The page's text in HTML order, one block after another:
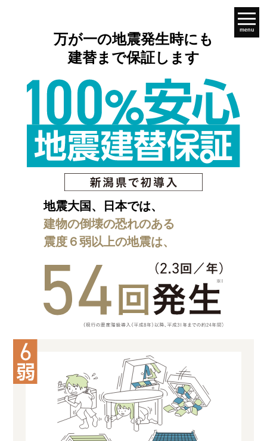
menu
万が一の地震発生時にも
建替まで保証します
地震大国、日本では、
建物の倒壊の恐れのある
震度６弱以上の地震は、